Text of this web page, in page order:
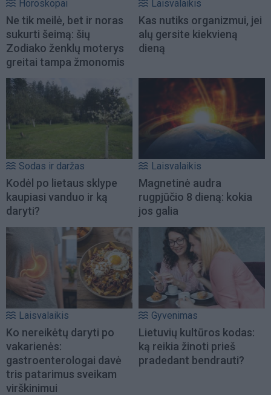
Horoskopai
Ne tik meilė, bet ir noras
sukurti šeimą: šių
Zodiako ženklų moterys
greitai tampa žmonomis
Laisvalaikis
Kas nutiks organizmui, jei
alų gersite kiekvieną
dieną
Sodas ir daržas
Kodėl po lietaus sklype
kaupiasi vanduo ir ką
daryti?
Laisvalaikis
Magnetinė audra
rugpjūčio 8 dieną: kokia
jos galia
Laisvalaikis
Ko nereikėtų daryti po
vakarienės:
gastroenterologai davė
tris patarimus sveikam
virškinimui
Gyvenimas
Lietuvių kultūros kodas:
ką reikia žinoti prieš
pradedant bendrauti?